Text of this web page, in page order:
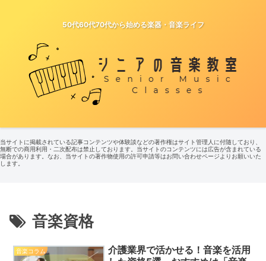
50代60代70代から始める楽器・音楽ライフ
当サイトに掲載されている記事コンテンツや体験談などの著作権はサイト管理人に付随しており、
無断での商用利用・二次配布は禁止しております。当サイトのコンテンツには広告が含まれている
場合があります。なお、当サイトの著作物使用の許可申請等はお問い合わせページよりお願いいた
します。
音楽資格
音楽コラム
介護業界で活かせる！音楽を活用